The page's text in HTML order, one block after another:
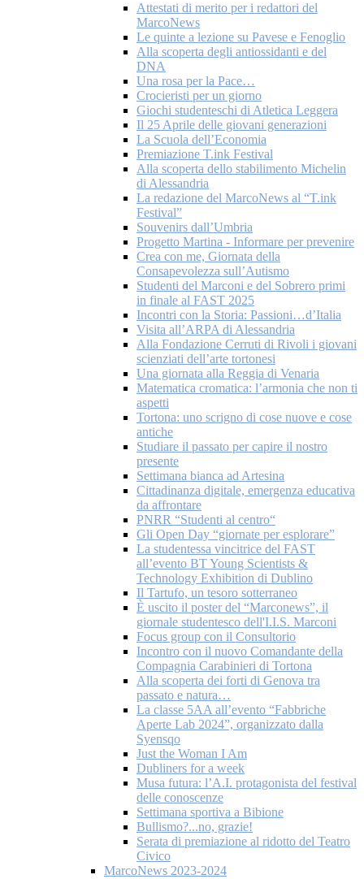
Attestati di merito per i redattori del
MarcoNews
Le quinte a lezione su Pavese e Fenoglio
Alla scoperta degli antiossidanti e del
DNA
Una rosa per la Pace…
Crocieristi per un giorno
Giochi studenteschi di Atletica Leggera
Il 25 Aprile delle giovani generazioni
La Scuola dell’Economia
Premiazione T.ink Festival
Alla scoperta dello stabilimento Michelin
di Alessandria
La redazione del MarcoNews al “T.ink
Festival”
Souvenirs dall’Umbria
Progetto Martina - Informare per prevenire
Crea con me, Giornata della
Consapevolezza sull’Autismo
Studenti del Marconi e del Sobrero primi
in finale al FAST 2025
Incontri con la Storia: Passioni…d’Italia
Visita all’ARPA di Alessandria
Alla Fondazione Cerruti di Rivoli i giovani
scienziati dell’arte tortonesi
Una giornata alla Reggia di Venaria
Matematica cromatica: l’armonia che non ti
aspetti
Tortona: uno scrigno di cose nuove e cose
antiche
Studiare il passato per capire il nostro
presente
Settimana bianca ad Artesina
Cittadinanza digitale, emergenza educativa
da affrontare
PNRR “Studenti al centro“
Gli Open Day “giornate per esplorare”
La studentessa vincitrice del FAST
all’evento BT Young Scientists &
Technology Exhibition di Dublino
Il Tartufo, un tesoro sotterraneo
È uscito il poster del “Marconews”, il
giornale studentesco dell'I.I.S. Marconi
Focus group con il Consultorio
Incontro con il nuovo Comandante della
Compagnia Carabinieri di Tortona
Alla scoperta dei forti di Genova tra
passato e natura…
La classe 5AA all’evento “Fabbriche
Aperte Lab 2024”, organizzato dalla
Syensqo
Just the Woman I Am
Dubliners for a week
Musa futura: l’A.I. protagonista del festival
delle conoscenze
Settimana sportiva a Bibione
Bullismo?...no, grazie!
Serata di premiazione al ridotto del Teatro
Civico
MarcoNews 2023-2024